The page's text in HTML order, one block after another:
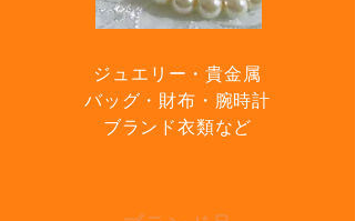
ジュエリー・貴金属
バッグ・ 財布・ 腕時計
ブランド衣類など